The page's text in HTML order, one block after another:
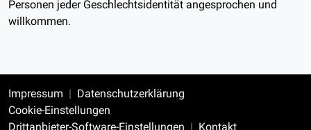
Personen jeder Geschlechtsidentität angesprochen und
willkommen.
Impressum
Datenschutzerklärung
Cookie-Einstellungen
Drittanbieter-Software-Einstellungen
Kontakt